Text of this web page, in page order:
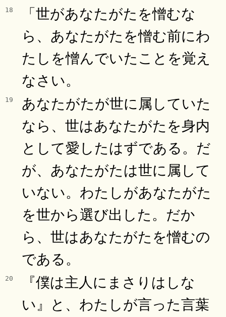
18
「世があなたがたを憎むな
ら、あなたがたを憎む前にわ
たしを憎んでいたことを覚え
なさい。
19
あなたがたが世に属していた
なら、世はあなたがたを身内
として愛したはずである。だ
が、あなたがたは世に属して
いない。わたしがあなたがた
を世から選び出した。だか
ら、世はあなたがたを憎むの
である。
20
『僕は主人にまさりはしな
い』と、わたしが言った言葉